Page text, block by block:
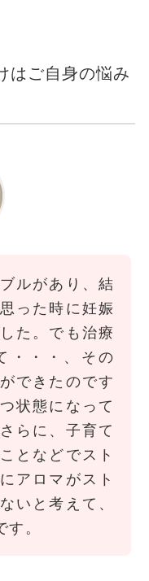
はご自身の悩み
ルがあり、結
った時に妊娠
た。でも治療
・・・、その
できたのです
状態になって
らに、子育て
となどでスト
アロマがスト
いと考えて、
。